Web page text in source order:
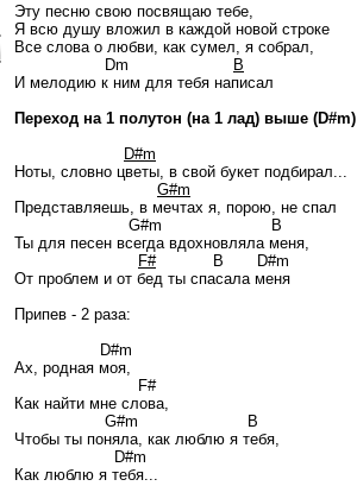
Эту песню свою посвящаю тебе,
Я всю душу вложил в каждой новой строке
Все слова о любви, как сумел, я собрал,
Dm
B
И мелодию к ним для тебя написал
Переход на 1 полутон (на 1 лад) выше (D#m)
D#m
Ноты, словно цветы, в свой букет подбирал...
G#m
Представляешь, в мечтах я, порою, не спал
G#m B
Ты для песен всегда вдохновляла меня,
F#B D#m
От проблем и от бед ты спасала меня
Припев - 2 раза:
D#m
Ах, родная моя,
F#
Как найти мне слова,
G#m B
Чтобы ты поняла, как люблю я тебя,
D#m
Как люблю я тебя...